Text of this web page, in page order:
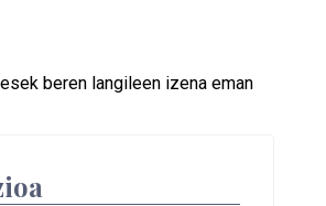
beren langileen izena eman